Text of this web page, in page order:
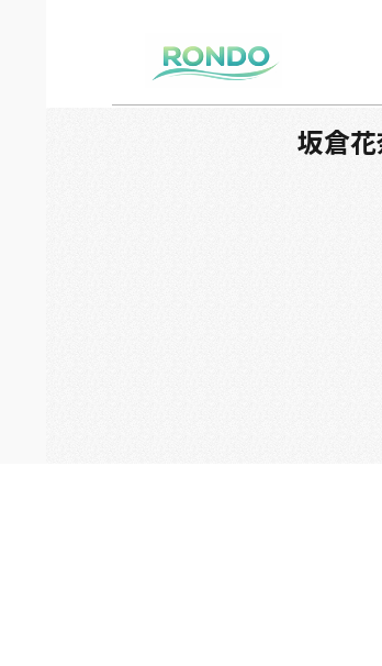
ロンド
芸能プロダクション
坂倉